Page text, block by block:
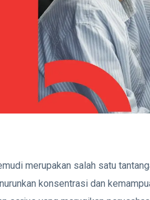
merupakan salah satu
konsentrasi dan